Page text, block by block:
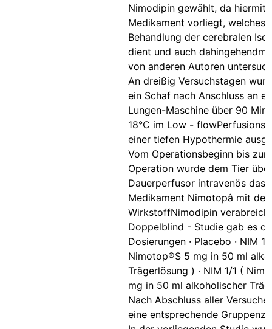
Nimodipin gewählt, da hiermit
Medikament vorliegt, welches
Behandlung der cerebralen
dient und auch
von anderen Autoren
An dreißig Versuchstagen
ein Schaf nach Anschluss an
Lungen-Maschine über 90
18°C im Low -
einer tiefen Hypothermie
Vom Operationsbeginn bis
Operation wurde dem Tier
Dauerperfusor intravenös das
Medikament Nimotopâ mit
WirkstoffNimodipin
Doppelblind - Studie gab es
Dosierungen · Placebo · NIM
Nimotop®S 5 mg in 50 ml
Trägerlösung ) · NIM 1/1 (
mg in 50 ml alkoholischer
Nach Abschluss aller
eine entsprechende